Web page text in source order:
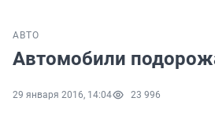
АВТО
Автомобили
29 января 2016, 14:04 23 996